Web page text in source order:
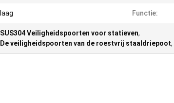
laag Functie:
SUS304 Veiligheidspoorten voor statieven,
De veiligheidspoorten van de roestvrij staaldriepoot,